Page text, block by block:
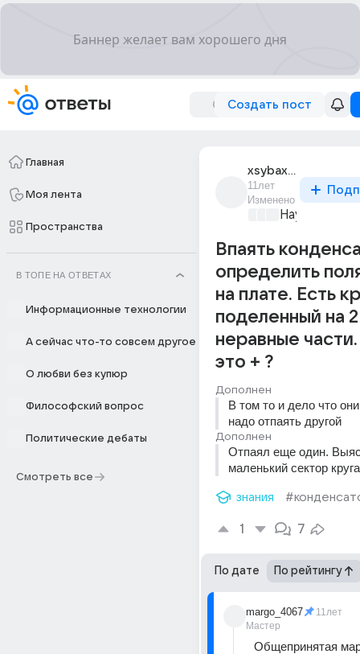
Создать пост
Главная
Моя лента
Пространства
В ТОПЕ НА ОТВЕТАХ
Информационные технологии
А сейчас что-то совсем другое
О любви без купюр
Философский вопрос
Политические дебаты
Смотреть все
xsybax_x
11лет
Изменено
Наука
Впаять
определить
на плате. Есть
поделенный на 2
неравные
это + ?
Дополнен
В том то и дело что
надо отпаять другой
Дополнен
Отпаял еще один.
маленький сектор
знания
1 7
По дате По рейтингу
margo_4067
Мастер
11лет
Общепринятая